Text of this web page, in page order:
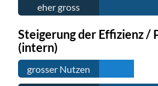
eher gross
Steigerung der Effizienz
(intern)
grosser Nutzen